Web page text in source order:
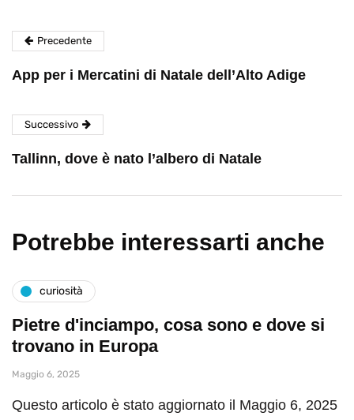
Precedente
App per i Mercatini di Natale dell’Alto Adige
Successivo
Tallinn, dove è nato l’albero di Natale
Potrebbe interessarti anche
curiosità
Pietre d'inciampo, cosa sono e dove si
trovano in Europa
Maggio 6, 2025
Questo articolo è stato aggiornato il Maggio 6, 2025